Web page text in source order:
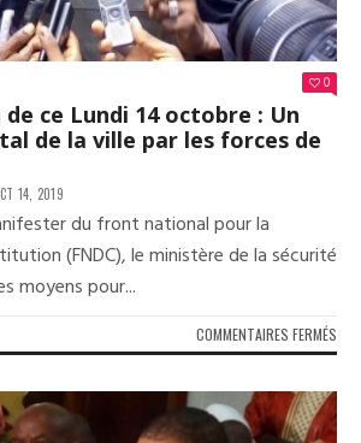
0
ce Lundi 14 octobre : Un
de la ville par les forces de
14, 2019
du front national pour la
(FNDC), le ministère de la sécurité
moyens pour...
COMMENTAIRES FERMÉS